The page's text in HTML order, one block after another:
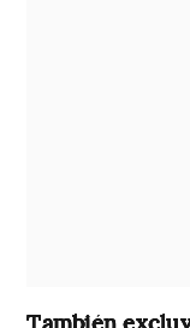
También